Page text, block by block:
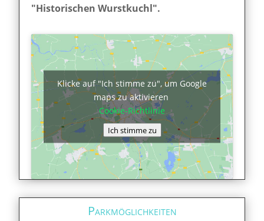
"Historischen Wurstkuchl".
Klicke auf "Ich stimme zu", um Google
maps zu aktivieren
Cookie-Richtlinie
Ich stimme zu
Parkmöglichkeiten